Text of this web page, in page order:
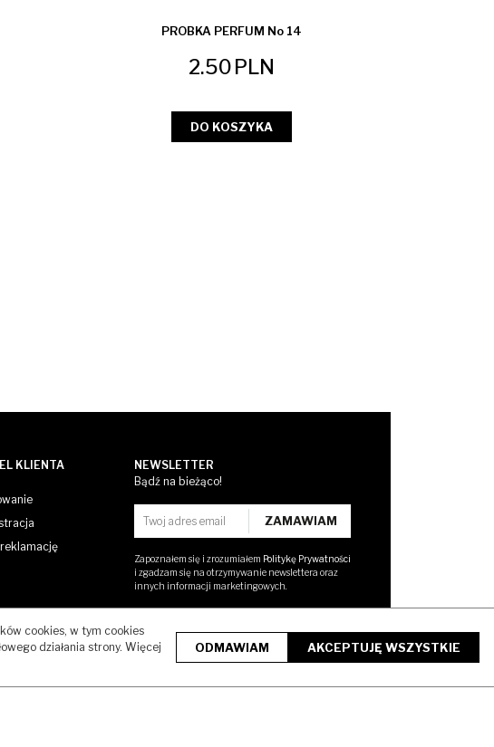
PROBKA PERFUM No 14
2.50PLN
DO KOSZYKA
KLIENTA
reklamację
NEWSLETTER
Bądź na bieżąco!
Zapoznałem się i zrozumiałem Politykę Prywatności
i zgadzam się na otrzymywanie newslettera oraz
innych informacji marketingowych.
cookies, w tym cookies
działania strony. Więcej
ODMAWIAM AKCEPTUJĘ WSZYSTKIE